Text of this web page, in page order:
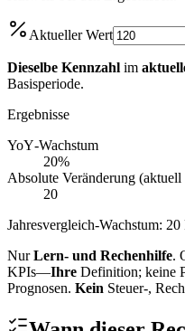
Aktueller Wert
Dieselbe Kennzahl im
Basisperiode.
Ergebnisse
YoY‑Wachstum
20%
Absolute Veränderung
20
Jahresvergleich‑Wachstum:
NurLern‑ und Rechenhilfe.
KPIs—Ihre Definition; keine
Prognosen. Kein Steuer-,